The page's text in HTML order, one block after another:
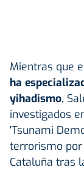
Mientras que
ha
yihadismo,
investigados
'Tsunami
terrorismo
Cataluña tras